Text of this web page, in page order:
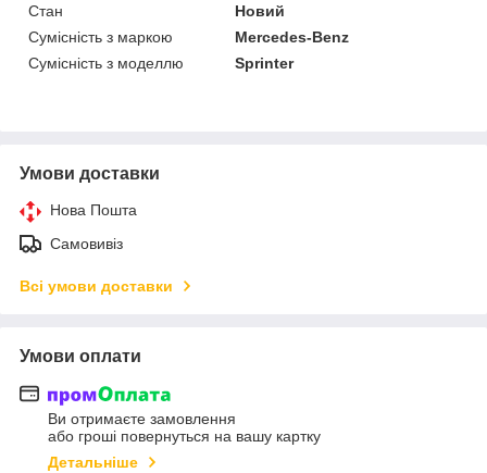
Стан
Новий
Сумісність з маркою
Mercedes-Benz
Сумісність з моделлю
Sprinter
Умови доставки
Нова Пошта
Самовивіз
Всі умови доставки
Умови оплати
Ви отримаєте замовлення
або гроші повернуться на вашу картку
Детальніше